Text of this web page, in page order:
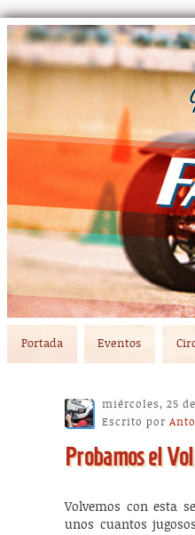
Skip to primary content
Skip to secondary content
Portada Eventos
Probamos el
miércoles, 25
Escrito por
Volvemos con esta
unos cuantos